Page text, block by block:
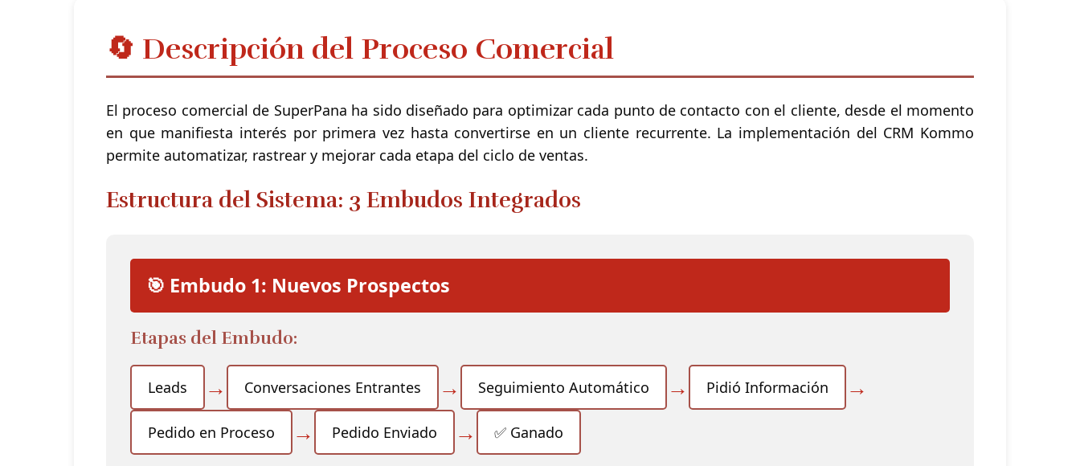
🔄 Descripción del Proceso Comercial
El proceso comercial de SuperPana ha sido diseñado para optimizar cada punto de contacto con el cliente, desde el momento
en que manifiesta interés por primera vez hasta convertirse en un cliente recurrente. La implementación del CRM Kommo
permite automatizar, rastrear y mejorar cada etapa del ciclo de ventas.
Estructura del Sistema: 3 Embudos Integrados
🎯 Embudo 1: Nuevos Prospectos
Etapas del Embudo:
Leads → Conversaciones Entrantes → Seguimiento Automático → Pidió Información →
Pedido en Proceso → Pedido Enviado → ✅ Ganado